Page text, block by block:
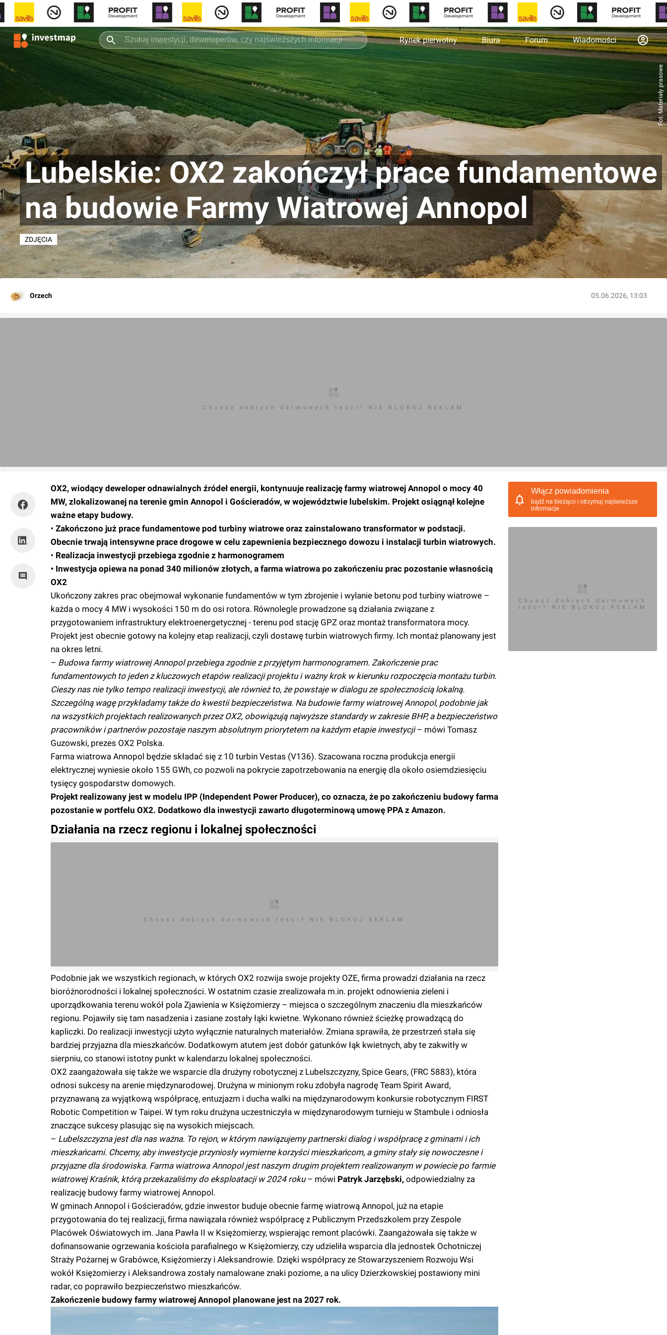
Rynek pierwotny Biura Forum Wiadomości
Fot. Materiały prasowe
Lubelskie: OX2 zakończył prace fundamentowe
na budowie Farmy Wiatrowej Annopol
ZDJĘCIA
Orzech 05.06.2026, 13:03
Chcesz dobrych darmowych teści? NIE BLOKUJ REKLAM
OX2, wiodący deweloper odnawialnych źródeł energii, kontynuuje realizację farmy wiatrowej Annopol o mocy 40
MW, zlokalizowanej na terenie gmin Annopol i Gościeradów, w województwie lubelskim. Projekt osiągnął kolejne
ważne etapy budowy.
• Zakończono już prace fundamentowe pod turbiny wiatrowe oraz zainstalowano transformator w podstacji.
Obecnie trwają intensywne prace drogowe w celu zapewnienia bezpiecznego dowozu i instalacji turbin wiatrowych.
• Realizacja inwestycji przebiega zgodnie z harmonogramem
• Inwestycja opiewa na ponad 340 milionów złotych, a farma wiatrowa po zakończeniu prac pozostanie własnością
OX2
Ukończony zakres prac obejmował wykonanie fundamentów w tym zbrojenie i wylanie betonu pod turbiny wiatrowe –
każda o mocy 4 MW i wysokości 150 m do osi rotora. Równolegle prowadzone są działania związane z
przygotowaniem infrastruktury elektroenergetycznej - terenu pod stację GPZ oraz montaż transformatora mocy.
Projekt jest obecnie gotowy na kolejny etap realizacji, czyli dostawę turbin wiatrowych firmy. Ich montaż planowany jest
na okres letni.
– Budowa farmy wiatrowej Annopol przebiega zgodnie z przyjętym harmonogramem. Zakończenie prac
fundamentowych to jeden z kluczowych etapów realizacji projektu i ważny krok w kierunku rozpoczęcia montażu turbin.
Cieszy nas nie tylko tempo realizacji inwestycji, ale również to, że powstaje w dialogu ze społecznością lokalną.
Szczególną wagę przykładamy także do kwestii bezpieczeństwa. Na budowie farmy wiatrowej Annopol, podobnie jak
na wszystkich projektach realizowanych przez OX2, obowiązują najwyższe standardy w zakresie BHP, a bezpieczeństwo
pracowników i partnerów pozostaje naszym absolutnym priorytetem na każdym etapie inwestycji– mówi Tomasz
Guzowski, prezes OX2 Polska.
Farma wiatrowa Annopol będzie składać się z 10 turbin Vestas (V136). Szacowana roczna produkcja energii
elektrycznej wyniesie około 155 GWh, co pozwoli na pokrycie zapotrzebowania na energię dla około osiemdziesięciu
tysięcy gospodarstw domowych.
Projekt realizowany jest w modelu IPP (Independent Power Producer), co oznacza, że po zakończeniu budowy farma
pozostanie w portfelu OX2. Dodatkowo dla inwestycji zawarto długoterminową umowę PPA z Amazon.
Działania na rzecz regionu i lokalnej społeczności
Chcesz dobrych darmowych teści? NIE BLOKUJ REKLAM
Podobnie jak we wszystkich regionach, w których OX2 rozwija swoje projekty OZE, firma prowadzi działania na rzecz
bioróżnorodności i lokalnej społeczności. W ostatnim czasie zrealizowała m.in. projekt odnowienia zieleni i
uporządkowania terenu wokół pola Zjawienia w Księżomierzy – miejsca o szczególnym znaczeniu dla mieszkańców
regionu. Pojawiły się tam nasadzenia i zasiane zostały łąki kwietne. Wykonano również ścieżkę prowadzącą do
kapliczki. Do realizacji inwestycji użyto wyłącznie naturalnych materiałów. Zmiana sprawiła, że przestrzeń stała się
bardziej przyjazna dla mieszkańców. Dodatkowym atutem jest dobór gatunków łąk kwietnych, aby te zakwitły w
sierpniu, co stanowi istotny punkt w kalendarzu lokalnej społeczności.
OX2 zaangażowała się także we wsparcie dla drużyny robotycznej z Lubelszczyzny, Spice Gears, (FRC 5883), która
odnosi sukcesy na arenie międzynarodowej. Drużyna w minionym roku zdobyła nagrodę Team Spirit Award,
przyznawaną za wyjątkową współpracę, entuzjazm i ducha walki na międzynarodowym konkursie robotycznym FIRST
Robotic Competition w Taipei. W tym roku drużyna uczestniczyła w międzynarodowym turnieju w Stambule i odniosła
znaczące sukcesy plasując się na wysokich miejscach.
– Lubelszczyzna jest dla nas ważna. To rejon, w którym nawiązujemy partnerski dialog i współpracę z gminami i ich
mieszkańcami. Chcemy, aby inwestycje przyniosły wymierne korzyści mieszkańcom, a gminy stały się nowoczesne i
przyjazne dla środowiska. Farma wiatrowa Annopol jest naszym drugim projektem realizowanym w powiecie po farmie
wiatrowej Kraśnik, którą przekazaliśmy do eksploatacji w 2024 roku– mówi Patryk Jarzębski, odpowiedzialny za
realizację budowy farmy wiatrowej Annopol.
W gminach Annopol i Gościeradów, gdzie inwestor buduje obecnie farmę wiatrową Annopol, już na etapie
przygotowania do tej realizacji, firma nawiązała również współpracę z Publicznym Przedszkolem przy Zespole
Placówek Oświatowych im. Jana Pawła II w Księżomierzy, wspierając remont placówki. Zaangażowała się także w
dofinansowanie ogrzewania kościoła parafialnego w Księżomierzy, czy udzieliła wsparcia dla jednostek Ochotniczej
Straży Pożarnej w Grabówce, Księżomierzy i Aleksandrowie. Dzięki współpracy ze Stowarzyszeniem Rozwoju Wsi
wokół Księżomierzy i Aleksandrowa zostały namalowane znaki poziome, a na ulicy Dzierzkowskiej postawiony mini
radar, co poprawiło bezpieczeństwo mieszkańców.
Zakończenie budowy farmy wiatrowej Annopol planowane jest na 2027 rok.
Włącz powiadomienia
bądź na bieżąco i otrzymuj najświeższe
informacje
Chcesz dobrych darmowych
teści? NIE BLOKUJ REKLAM